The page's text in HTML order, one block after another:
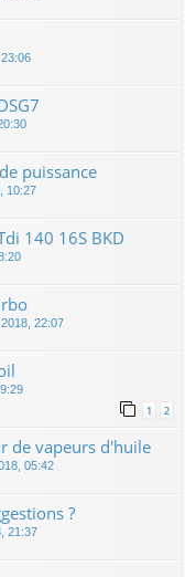
puissance
10:27
140 16S BKD
22:07
1 2
de vapeurs d'huile
05:42
?
21:37